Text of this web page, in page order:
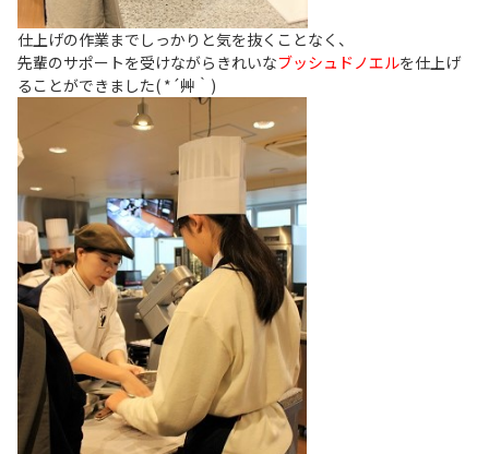
仕上げの作業までしっかりと気を抜くことなく、
先輩のサポートを受けながらきれいなブッシュドノエルを仕上げ
ることができました( *´艸｀)